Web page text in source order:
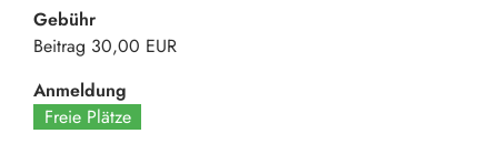
Gebühr
Beitrag 30,00 EUR
Anmeldung
Freie Plätze